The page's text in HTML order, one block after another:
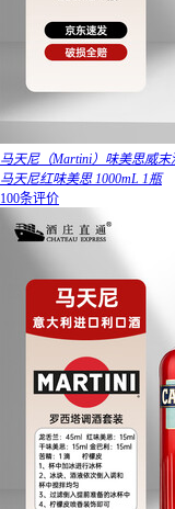
马天尼（Martini）味美思威
马天尼红味美思 1000mL 1瓶
100条评价